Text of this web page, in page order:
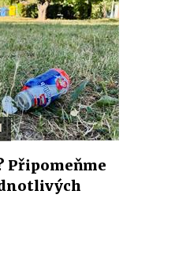
Připomeňme